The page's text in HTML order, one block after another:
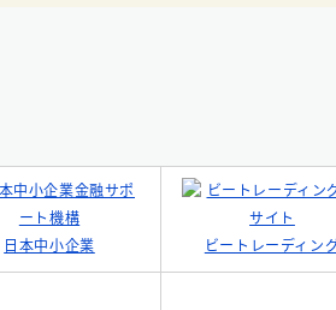
日本中小企業
ビートレーディン